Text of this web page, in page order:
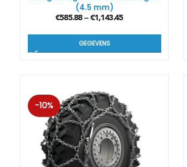
(4.5 mm)
€585.88– €1,143.45
GEGEVENS
-10%